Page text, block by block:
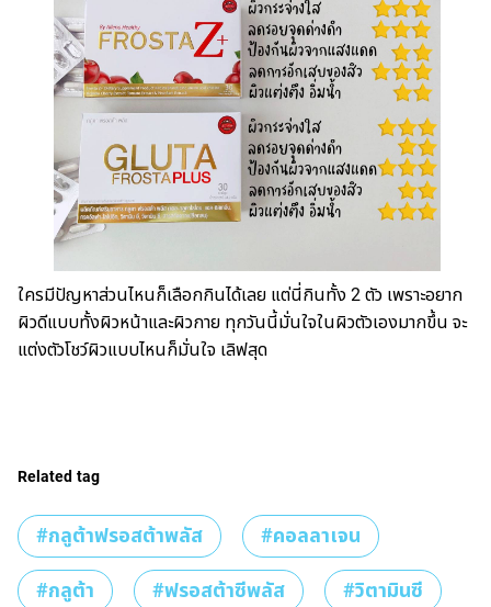
ใครมีปัญหาส่วนไหนก็เลือกกินได้เลย แต่นี่กินทั้ง 2 ตัว เพราะอยาก
ผิวดีแบบทั้งผิวหน้าและผิวกาย ทุกวันนี้มั่นใจในผิวตัวเองมากขึ้น จะ
แต่งตัวโชว์ผิวแบบไหนก็มั่นใจ เลิฟสุด
Related tag
#กลูต้าฟรอสต้าพลัส
#คอลลาเจน
#กลูต้า
#ฟรอสต้าซีพลัส
#วิตามินซี